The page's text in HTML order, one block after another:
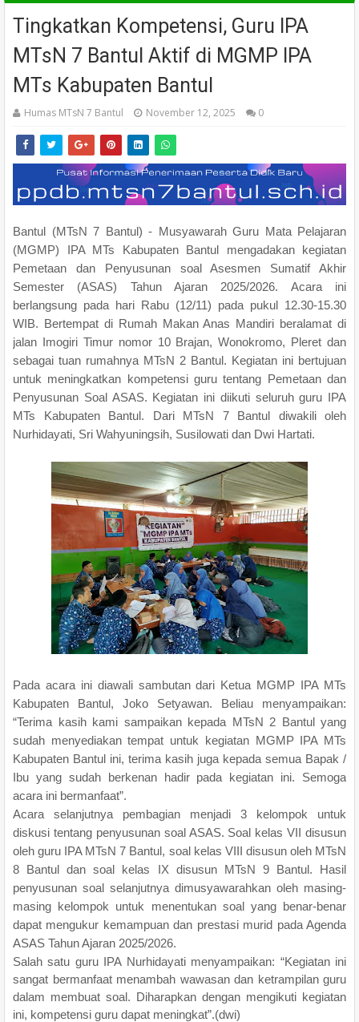
Tingkatkan Kompetensi, Guru IPA
MTsN 7 Bantul Aktif di MGMP IPA
MTs Kabupaten Bantul
Humas MTsN 7 Bantul November 12, 2025 0
Bantul (MTsN 7 Bantul) - Musyawarah Guru Mata Pelajaran
(MGMP) IPA MTs Kabupaten Bantul mengadakan kegiatan
Pemetaan dan Penyusunan soal Asesmen Sumatif Akhir
Semester (ASAS) Tahun Ajaran 2025/2026. Acara ini
berlangsung pada hari Rabu (12/11) pada pukul 12.30-15.30
WIB. Bertempat di Rumah Makan Anas Mandiri beralamat di
jalan Imogiri Timur nomor 10 Brajan, Wonokromo, Pleret dan
sebagai tuan rumahnya MTsN 2 Bantul. Kegiatan ini bertujuan
untuk meningkatkan kompetensi guru tentang Pemetaan dan
Penyusunan Soal ASAS. Kegiatan ini diikuti seluruh guru IPA
MTs Kabupaten Bantul. Dari MTsN 7 Bantul diwakili oleh
Nurhidayati, Sri Wahyuningsih, Susilowati dan Dwi Hartati.
Pada acara ini diawali sambutan dari Ketua MGMP IPA MTs
Kabupaten Bantul, Joko Setyawan. Beliau menyampaikan:
“Terima kasih kami sampaikan kepada MTsN 2 Bantul yang
sudah menyediakan tempat untuk kegiatan MGMP IPA MTs
Kabupaten Bantul ini, terima kasih juga kepada semua Bapak /
Ibu yang sudah berkenan hadir pada kegiatan ini. Semoga
acara ini bermanfaat”.
Acara selanjutnya pembagian menjadi 3 kelompok untuk
diskusi tentang penyusunan soal ASAS. Soal kelas VII disusun
oleh guru IPA MTsN 7 Bantul, soal kelas VIII disusun oleh MTsN
8 Bantul dan soal kelas IX disusun MTsN 9 Bantul. Hasil
penyusunan soal selanjutnya dimusyawarahkan oleh masing-
masing kelompok untuk menentukan soal yang benar-benar
dapat mengukur kemampuan dan prestasi murid pada Agenda
ASAS Tahun Ajaran 2025/2026.
Salah satu guru IPA Nurhidayati menyampaikan: “Kegiatan ini
sangat bermanfaat menambah wawasan dan ketrampilan guru
dalam membuat soal. Diharapkan dengan mengikuti kegiatan
ini, kompetensi guru dapat meningkat”.(dwi)